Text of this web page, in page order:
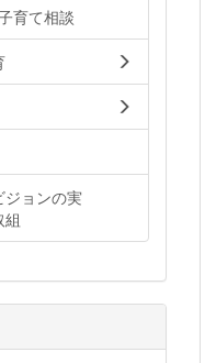
育て相談
ジョンの実